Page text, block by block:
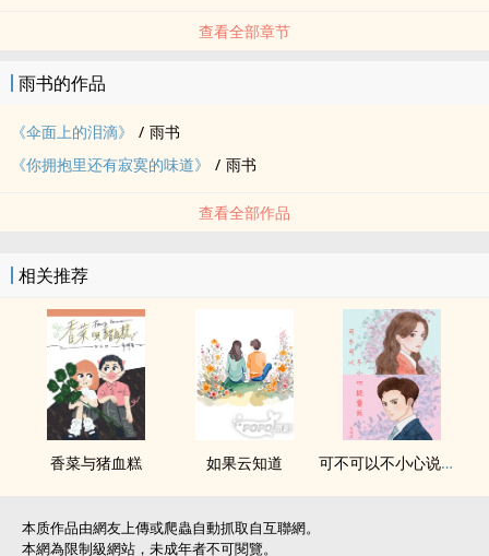
属于你的日光太过于耀眼，我们之间没有承诺，而回忆里的伞也就只
之四 阴霾掩空，不留些许霁色
这次离去太过于孤独，左胸膛很痛很伤，像是掩盖了浓厚的乌云层。
属于我的水循环的时间原来这么长，但我已经不愿意再回望过去。拥
之六 日晕总是迷惑，使人失了自我
日晕逶迤出的层叠光圈始终仅是虚幻中的亮影，不切实际却让人愿意
执着的相信。
之七 离开之后，我已不再是你的太阳
当初的青涩已成了过去，你终究只有一个太阳，而我早已明了那不会
是我的位置。
番外 该说感谢还是道歉／文商嫟
妳的存在于我而言是一种机遇，而我打自内心的希望妳能够幸福。
我许诺了妳一个永远，只是却在没有妳的寂寞深夜里违约了。
查看全部章节
雨书的作品
《伞面上的泪滴》 / 雨书
《你拥抱里还有寂寞的味道》
/ 雨书
查看全部作品
相关推荐
香菜与猪血糕 如果云知道 可不可以不小心说爱我
本质作品由網友上傳或爬蟲自動抓取自互聯網。
本網為限制級網站，未成年者不可閱覽。